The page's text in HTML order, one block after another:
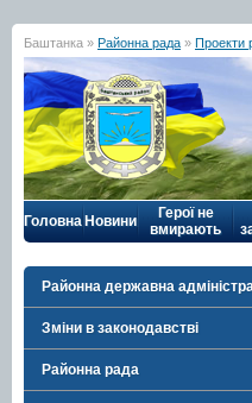
Баштанка » Районна рада » Проекти
Головна Новини
Герої не
вмирають
Районна державна
Зміни в законодавстві
Районна рада